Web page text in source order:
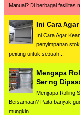
Manual? Di berbagai fasilitas
Ini Cara
Ini Cara Agar
penyimpanan
penting untuk sebuah...
Mengapa
Sering
Mengapa Rolling
Bersamaan? Pada banyak
mungkin ...